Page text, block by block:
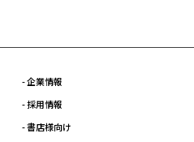
- 企業情報
- 採用情報
- 書店様向け